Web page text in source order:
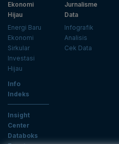
Ekonomi
Hijau
Energi Baru
Ekonomi
Sirkular
Investasi
Hijau
Jurnalisme
Data
Infografik
Analisis
Cek Data
Info
Indeks
Insight
Center
Databoks